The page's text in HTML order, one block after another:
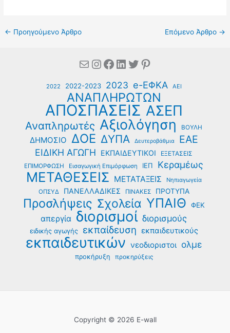
← Προηγούμενο Άρθρο Επόμενο Άρθρο →
MailInstagram
Facebook
Linkedin
Twitter
Pinterest
2022 2022-2023 2023 e-ΕΦΚΑ ΑΕΙ
ΑΝΑΠΛΗΡΩΤΩΝ
ΑΠΟΣΠΑΣΕΙΣ ΑΣΕΠ
Αναπληρωτές Αξιολόγηση ΒΟΥΛΗ
ΔΗΜΟΣΙΟ ΔΟΕ ΔΥΠΑ Δευτεροβάθμια ΕΑΕ
ΕΙΔΙΚΗ ΑΓΩΓΗ ΕΚΠΑΙΔΕΥΤΙΚΟΙ ΕΞΕΤΑΣΕΙΣ
ΕΠΙΜΟΡΦΩΣΗ Εισαγωγική Επιμόρφωση ΙΕΠ Κεραμέως
ΜΕΤΑΘΕΣΕΙΣ ΜΕΤΑΤΑΞΕΙΣ
Νηπιαγωγεία
ΟΠΣΥΔ
ΠΑΝΕΛΛΑΔΙΚΕΣ ΠΙΝΑΚΕΣ ΠΡΟΤΥΠΑ
Προσλήψεις Σχολεία ΥΠΑΙΘ ΦΕΚ
απεργία διορισμοί διορισμούς
ειδικής αγωγής εκπαίδευση εκπαιδευτικούς
εκπαιδευτικών νεοδιοριστοι ολμε
προκήρυξη προκηρύξεις
Copyright © 2026 E-wall